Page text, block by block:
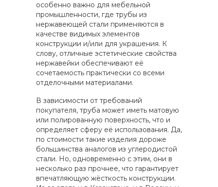
особенно важно для мебельной
промышленности, где трубы из
нержавеющей стали применяются в
качестве видимых элементов
конструкции и/или для украшения. К
слову, отличные эстетические свойства
нержавейки обеспечивают её
сочетаемость практически со всеми
отделочными материалами.
В зависимости от требований
покупателя, труба может иметь матовую
или полированную поверхность, что и
определяет сферу её использования. Да,
по стоимости такие изделия дороже
большинства аналогов из углеродистой
стали. Но, одновременно с этим, они в
несколько раз прочнее, что гарантирует
впечатляющую жёсткость конструкции.